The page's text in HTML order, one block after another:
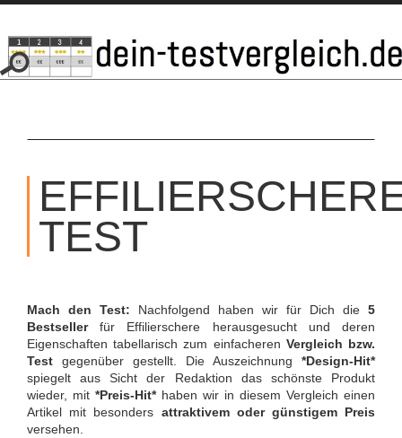
SKIP
CONTENT
TEST
Mach den Test: Nachfolgend haben wir für Dich die 5
Bestsellerfür Effilierschere herausgesucht und deren
Eigenschaften tabellarisch zum einfacheren Vergleich bzw.
Test gegenüber gestellt. Die Auszeichnung *Design-Hit*
spiegelt aus Sicht der Redaktion das schönste Produkt
wieder, mit *Preis-Hit*haben wir in diesem Vergleich einen
Artikel mit besonders attraktivem oder günstigem Preis
versehen.